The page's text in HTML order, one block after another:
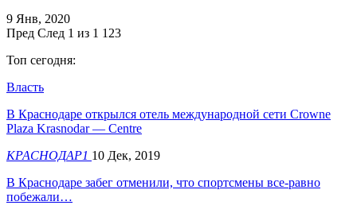
9 Янв, 2020
Пред След 1 из 1 123
Топ сегодня:
Власть
В Краснодаре открылся отель международной сети Crowne
Plaza Krasnodar — Centre
КРАСНОДАР1 10 Дек, 2019
​В Краснодаре забег отменили, что спортсмены все-равно
побежали…